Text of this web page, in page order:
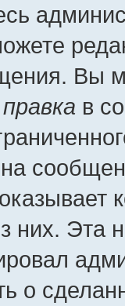
Вы
правка в
на
них. Эта
о